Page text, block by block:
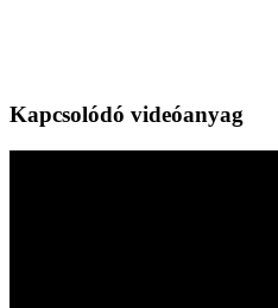
Kapcsolódó videóanyag